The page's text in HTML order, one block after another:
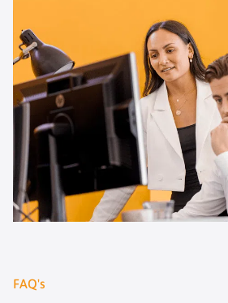
FAQ's